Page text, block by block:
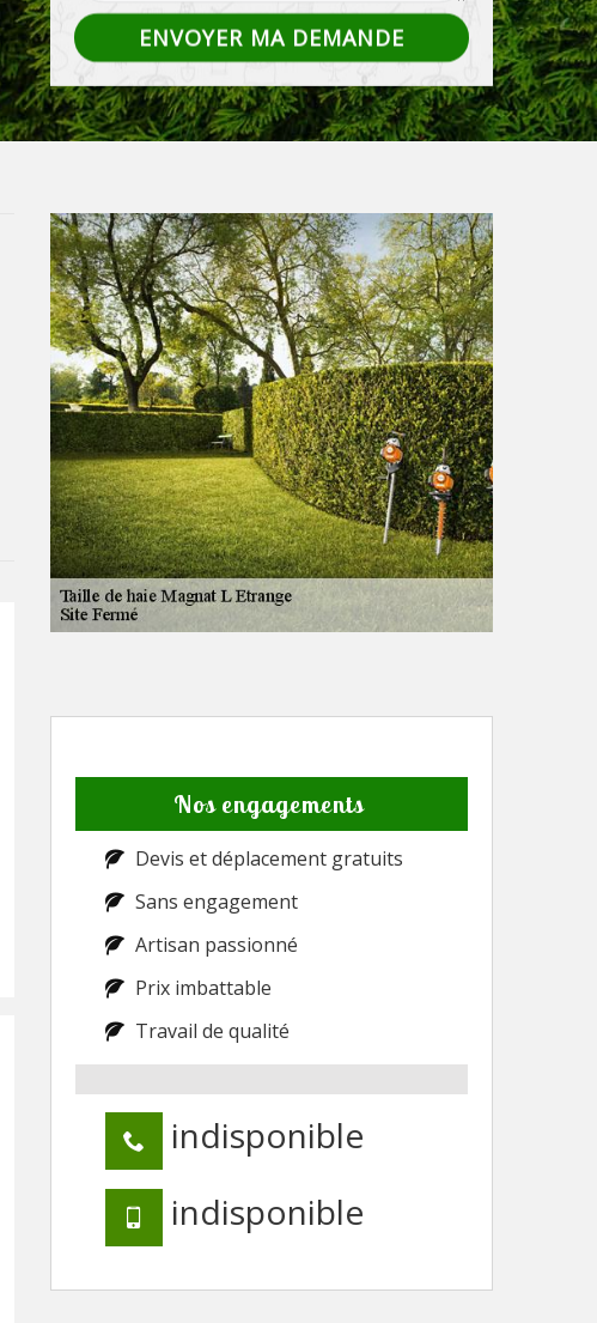
Nos engagements
Devis et déplacement gratuits
Sans engagement
Artisan passionné
Prix imbattable
Travail de qualité
indisponible
indisponible